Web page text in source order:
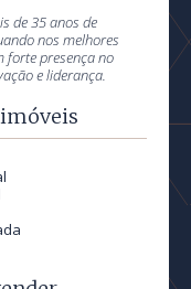
de 35 anos de
nos melhores
forte presença no
e liderança.